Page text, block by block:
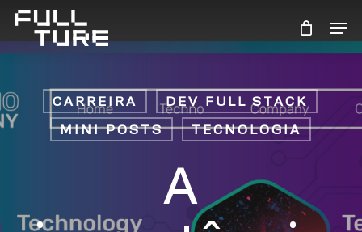
Skip
main
CARREIRA
DEV FULL STACK
MINI POSTS
TECNOLOGIA
A
Close